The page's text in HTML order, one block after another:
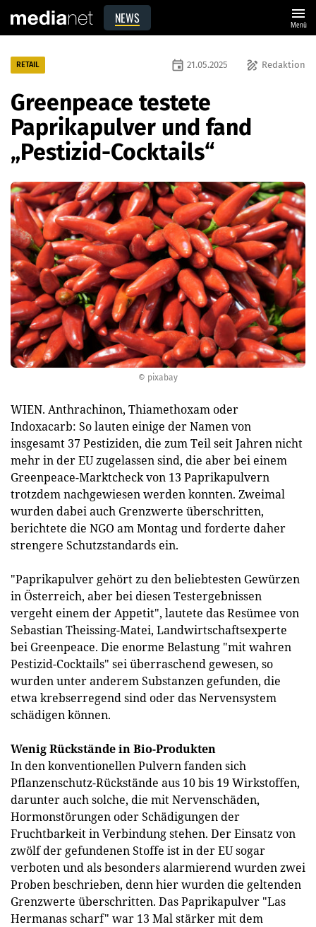
NEWS menu
Menü
© pixabay
RETAIL draw Redaktion
event 21.05.2025
Greenpeace testete
Paprikapulver und fand
„Pestizid-Cocktails“
WIEN. Anthrachinon, Thiamethoxam oder
Indoxacarb: So lauten einige der Namen von
insgesamt 37 Pestiziden, die zum Teil seit Jahren nicht
mehr in der EU zugelassen sind, die aber bei einem
Greenpeace-Marktcheck von 13 Paprikapulvern
trotzdem nachgewiesen werden konnten. Zweimal
wurden dabei auch Grenzwerte überschritten,
berichtete die NGO am Montag und forderte daher
strengere Schutzstandards ein.
"Paprikapulver gehört zu den beliebtesten Gewürzen
in Österreich, aber bei diesen Testergebnissen
vergeht einem der Appetit", lautete das Resümee von
Sebastian Theissing-Matei, Landwirtschaftsexperte
bei Greenpeace. Die enorme Belastung "mit wahren
Pestizid-Cocktails" sei überraschend gewesen, so
wurden unter anderem Substanzen gefunden, die
etwa krebserregend sind oder das Nervensystem
schädigen können.
Wenig Rückstände in Bio-Produkten
In den konventionellen Pulvern fanden sich
Pflanzenschutz-Rückstände aus 10 bis 19 Wirkstoffen,
darunter auch solche, die mit Nervenschäden,
Hormonstörungen oder Schädigungen der
Fruchtbarkeit in Verbindung stehen. Der Einsatz von
zwölf der gefundenen Stoffe ist in der EU sogar
verboten und als besonders alarmierend wurden zwei
Proben beschrieben, denn hier wurden die geltenden
Grenzwerte überschritten. Das Paprikapulver "Las
Hermanas scharf" war 13 Mal stärker mit dem